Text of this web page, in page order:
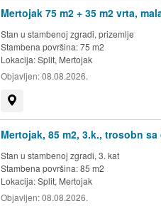
Mertojak 75 m2 + 35 m2 vrta,
Stan u stambenoj zgradi, prizemlje
Stambena površina: 75 m2
Lokacija:Split, Mertojak
Objavljen:08.08.2026.
Mertojak, 85 m2, 3.k., trosobn
Stan u stambenoj zgradi, 3. kat
Stambena površina: 85 m2
Lokacija:Split, Mertojak
Objavljen:08.08.2026.